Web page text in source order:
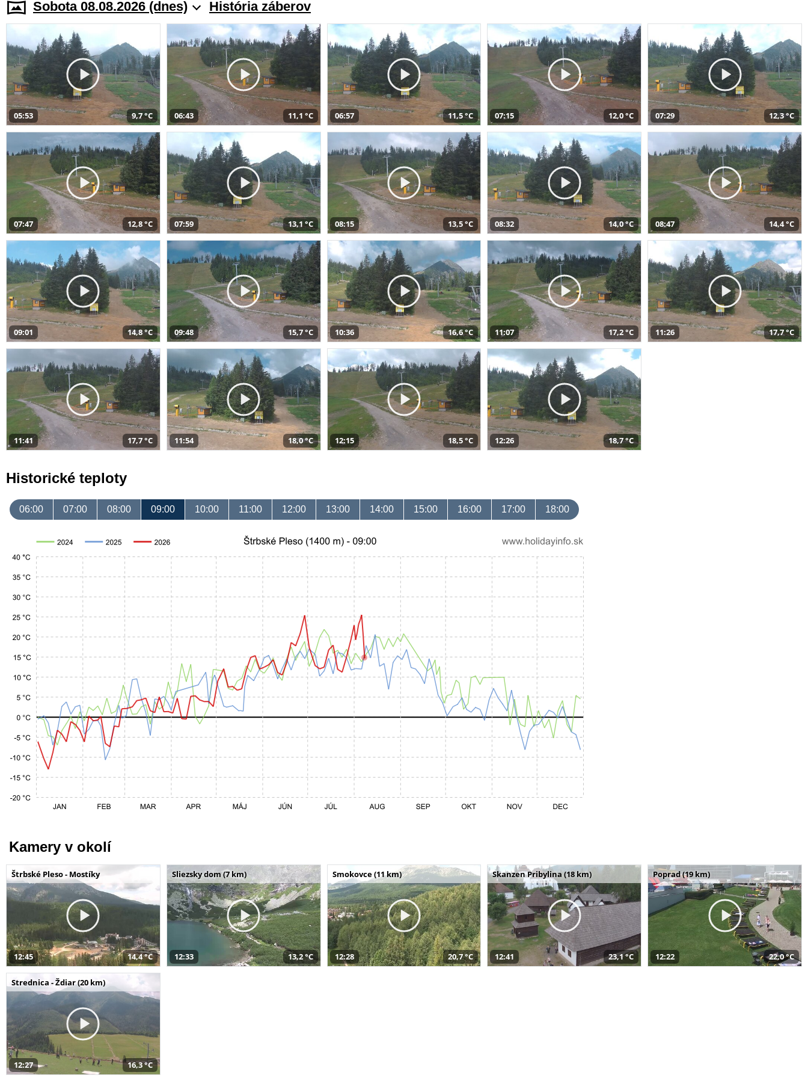
Sobota 08.08.2026 (dnes) História záberov
05:53 9,7 °C 06:43 11,1 °C 06:57 11,5 °C 07:15 12,0 °C 07:29 12,3 °C
07:47 12,8 °C 07:59 13,1 °C 08:15 13,5 °C 08:32 14,0 °C 08:47 14,4 °C
09:01 14,8 °C 09:48 15,7 °C 10:36 16,6 °C 11:07 17,2 °C 11:26 17,7 °C
11:41 17,7 °C 11:54 18,0 °C 12:15 18,5 °C 12:26 18,7 °C
Historické teploty
06:00 07:00 08:00 09:00 10:00 11:00 12:00 13:00 14:00 15:00 16:00 17:00 18:00
Kamery v okolí
Štrbské Pleso - Mostíky
12:45 14,4 °C
Sliezsky dom (7 km)
12:33 13,2 °C
Smokovce (11 km)
12:28 20,7 °C
Skanzen Pribylina (18 km)
12:41 23,1 °C
Poprad (19 km)
12:22 22,0 °C
Strednica - Ždiar (20 km)
12:27 16,3 °C